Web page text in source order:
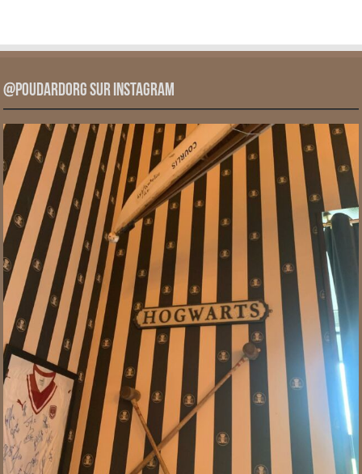
@PoudardOrg sur Instagram